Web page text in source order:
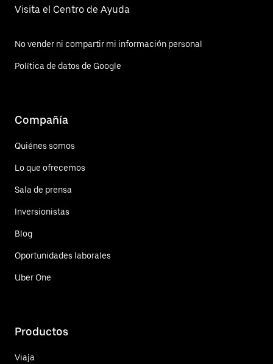
Visita el Centro de Ayuda
No vender ni compartir mi información personal
Política de datos de Google
Compañía
Quiénes somos
Lo que ofrecemos
Sala de prensa
Inversionistas
Blog
Oportunidades laborales
Uber One
Productos
Viaja